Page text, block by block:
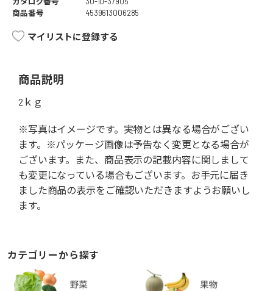
商品番号
4539613006285
マイリストに登録する
商品説明
2ｋｇ
※写真はイメージです。実物とは異なる場合がござい
ます。※パッケージ画像は予告なく変更となる場合が
ございます。また、商品表示の記載内容に関しまして
も変更になっている場合もございます。お手元に届き
ました商品の表示をご確認いただきますようお願いし
ます。
カテゴリーから探す